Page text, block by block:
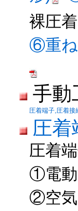
裸圧
⑥重ね
手動
圧着端子,圧着接
圧着
圧着
①電動
②空気